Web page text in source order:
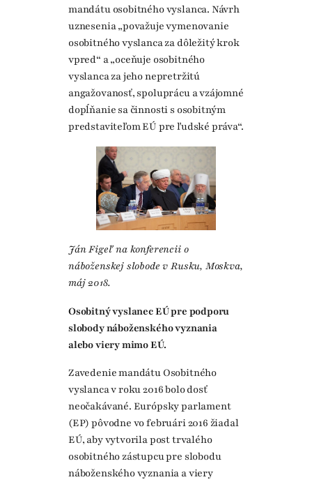
mandátu osobitného vyslanca. Návrh
uznesenia „považuje vymenovanie
osobitného vyslanca za dôležitý krok
vpred“ a „oceňuje osobitného
vyslanca za jeho nepretržitú
angažovanosť, spoluprácu a vzájomné
dopĺňanie sa činnosti s osobitným
predstaviteľom EÚ pre ľudské práva“.
Ján Figeľ na konferencii o
náboženskej slobode v Rusku, Moskva,
máj 2018.
Osobitný vyslanec EÚ pre podporu
slobody náboženského vyznania
alebo viery mimo EÚ.
Zavedenie mandátu Osobitného
vyslanca v roku 2016 bolo dosť
neočakávané. Európsky parlament
(EP) pôvodne vo februári 2016 žiadal
EÚ, aby vytvorila post trvalého
osobitného zástupcu pre slobodu
náboženského vyznania a viery